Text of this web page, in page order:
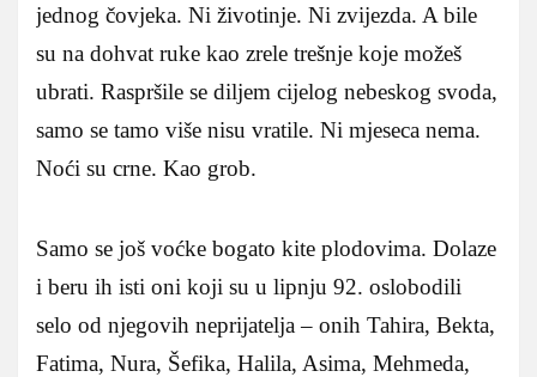
jednog čovjeka. Ni životinje. Ni zvijezda. A bile
su na dohvat ruke kao zrele trešnje koje možeš
ubrati. Raspršile se diljem cijelog nebeskog svoda,
samo se tamo više nisu vratile. Ni mjeseca nema.
Noći su crne. Kao grob.
Samo se još voćke bogato kite plodovima. Dolaze
i beru ih isti oni koji su u lipnju 92. oslobodili
selo od njegovih neprijatelja – onih Tahira, Bekta,
Fatima, Nura, Šefika, Halila, Asima, Mehmeda,